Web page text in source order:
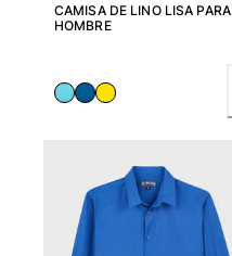
CAMISA DE LINO LISA PARA
HOMBRE